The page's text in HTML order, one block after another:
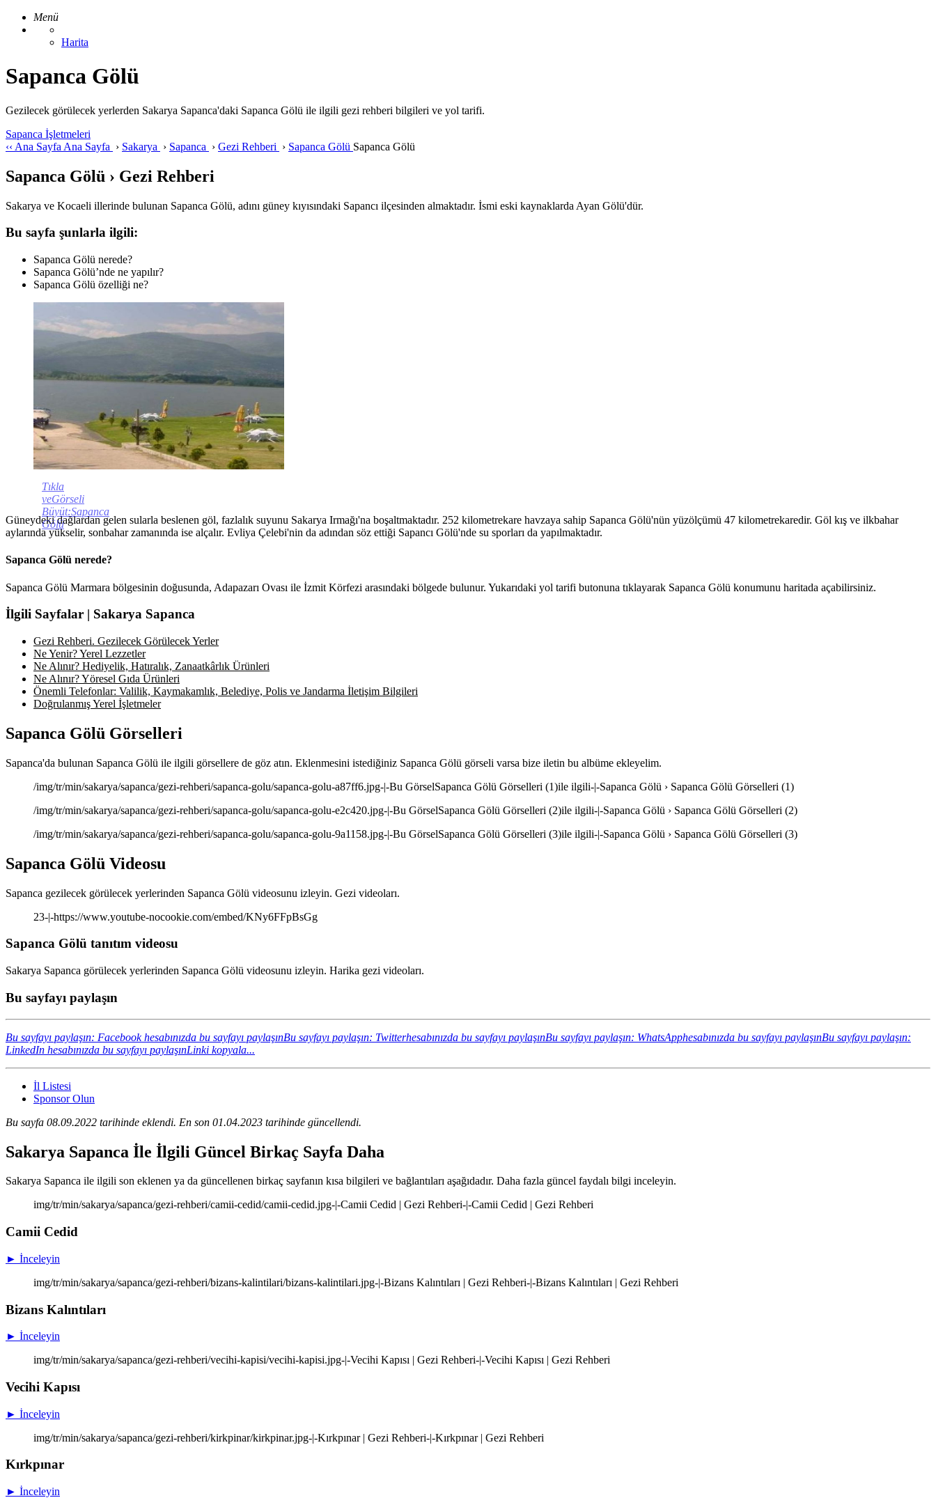
Menü
Harita
Sapanca Gölü
Gezilecek görülecek yerlerden Sakarya Sapanca'daki Sapanca Gölü ile ilgili gezi rehberi bilgileri ve yol tarifi.
Sapanca İşletmeleri
‹‹ Ana Sayfa Ana Sayfa › Sakarya › Sapanca › Gezi Rehberi › Sapanca Gölü Sapanca Gölü
Sapanca Gölü › Gezi Rehberi
Sakarya ve Kocaeli illerinde bulunan Sapanca Gölü, adını güney kıyısındaki Sapancı ilçesinden almaktadır. İsmi eski kaynaklarda Ayan Gölü'dür.
Bu sayfa şunlarla ilgili:
Sapanca Gölü nerede?
Sapanca Gölü’nde ne yapılır?
Sapanca Gölü özelliği ne?
Tıkla
veGörseli
Büyüt:Sapanca
Gölü
Güneydeki dağlardan gelen sularla beslenen göl, fazlalık suyunu Sakarya Irmağı'na boşaltmaktadır. 252 kilometrekare havzaya sahip Sapanca Gölü'nün yüzölçümü 47 kilometrekaredir. Göl kış ve ilkbahar
aylarında yükselir, sonbahar zamanında ise alçalır. Evliya Çelebi'nin da adından söz ettiği Sapancı Gölü'nde su sporları da yapılmaktadır.
Sapanca Gölü nerede?
Sapanca Gölü Marmara bölgesinin doğusunda, Adapazarı Ovası ile İzmit Körfezi arasındaki bölgede bulunur. Yukarıdaki yol tarifi butonuna tıklayarak Sapanca Gölü konumunu haritada açabilirsiniz.
İlgili Sayfalar | Sakarya Sapanca
Gezi Rehberi. Gezilecek Görülecek Yerler
Ne Yenir? Yerel Lezzetler
Ne Alınır? Hediyelik, Hatıralık, Zanaatkârlık Ürünleri
Ne Alınır? Yöresel Gıda Ürünleri
Önemli Telefonlar: Valilik, Kaymakamlık, Belediye, Polis ve Jandarma İletişim Bilgileri
Doğrulanmış Yerel İşletmeler
Sapanca Gölü Görselleri
Sapanca'da bulunan Sapanca Gölü ile ilgili görsellere de göz atın. Eklenmesini istediğiniz Sapanca Gölü görseli varsa bize iletin bu albüme ekleyelim.
/img/tr/min/sakarya/sapanca/gezi-rehberi/sapanca-golu/sapanca-golu-a87ff6.jpg-|-Bu GörselSapanca Gölü Görselleri (1)ile ilgili-|-Sapanca Gölü › Sapanca Gölü Görselleri (1)
/img/tr/min/sakarya/sapanca/gezi-rehberi/sapanca-golu/sapanca-golu-e2c420.jpg-|-Bu GörselSapanca Gölü Görselleri (2)ile ilgili-|-Sapanca Gölü › Sapanca Gölü Görselleri (2)
/img/tr/min/sakarya/sapanca/gezi-rehberi/sapanca-golu/sapanca-golu-9a1158.jpg-|-Bu GörselSapanca Gölü Görselleri (3)ile ilgili-|-Sapanca Gölü › Sapanca Gölü Görselleri (3)
Sapanca Gölü Videosu
Sapanca gezilecek görülecek yerlerinden Sapanca Gölü videosunu izleyin. Gezi videoları.
23-|-https://www.youtube-nocookie.com/embed/KNy6FFpBsGg
Sapanca Gölü tanıtım videosu
Sakarya Sapanca görülecek yerlerinden Sapanca Gölü videosunu izleyin. Harika gezi videoları.
Bu sayfayı paylaşın
Bu sayfayı paylaşın: Facebook hesabınızda bu sayfayı paylaşınBu sayfayı paylaşın: Twitterhesabınızda bu sayfayı paylaşınBu sayfayı paylaşın: WhatsApphesabınızda bu sayfayı paylaşınBu sayfayı paylaşın:
LinkedIn hesabınızda bu sayfayı paylaşınLinki kopyala...
İl Listesi
Sponsor Olun
Bu sayfa 08.09.2022 tarihinde eklendi. En son 01.04.2023 tarihinde güncellendi.
Sakarya Sapanca İle İlgili Güncel Birkaç Sayfa Daha
Sakarya Sapanca ile ilgili son eklenen ya da güncellenen birkaç sayfanın kısa bilgileri ve bağlantıları aşağıdadır. Daha fazla güncel faydalı bilgi inceleyin.
img/tr/min/sakarya/sapanca/gezi-rehberi/camii-cedid/camii-cedid.jpg-|-Camii Cedid | Gezi Rehberi-|-Camii Cedid | Gezi Rehberi
Camii Cedid
► İnceleyin
img/tr/min/sakarya/sapanca/gezi-rehberi/bizans-kalintilari/bizans-kalintilari.jpg-|-Bizans Kalıntıları | Gezi Rehberi-|-Bizans Kalıntıları | Gezi Rehberi
Bizans Kalıntıları
► İnceleyin
img/tr/min/sakarya/sapanca/gezi-rehberi/vecihi-kapisi/vecihi-kapisi.jpg-|-Vecihi Kapısı | Gezi Rehberi-|-Vecihi Kapısı | Gezi Rehberi
Vecihi Kapısı
► İnceleyin
img/tr/min/sakarya/sapanca/gezi-rehberi/kirkpinar/kirkpinar.jpg-|-Kırkpınar | Gezi Rehberi-|-Kırkpınar | Gezi Rehberi
Kırkpınar
► İnceleyin